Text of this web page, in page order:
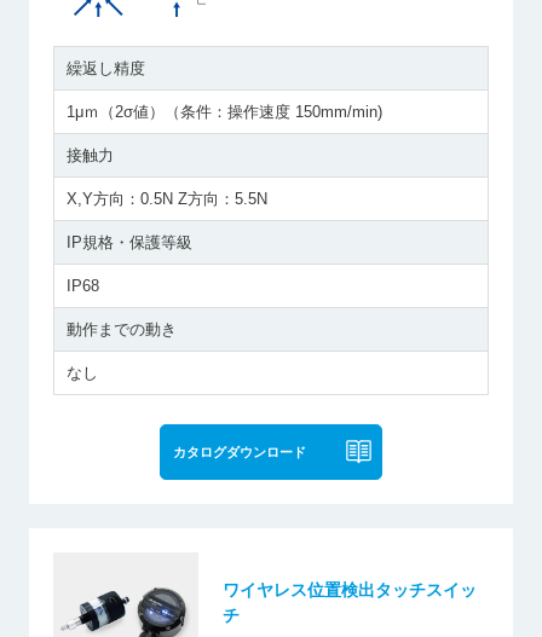
繰返し精度
1μｍ（2σ値）（条件：操作速度 150mm/min)
接触力
X,Y方向：0.5N Z方向：5.5N
IP規格・保護等級
IP68
動作までの動き
なし
カタログダウンロード
ワイヤレス位置検出タッチスイッ
チ